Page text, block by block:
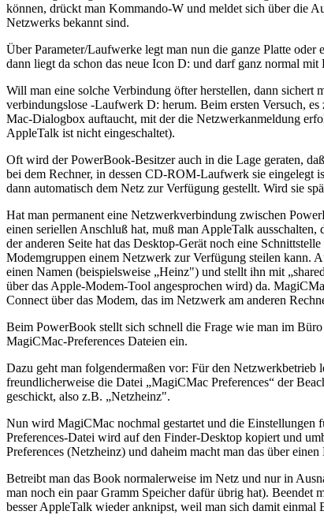
können, drückt man Kommando-W und meldet sich über die
Netzwerks bekannt sind.
Über Parameter/Laufwerke legt man nun die ganze Platte
dann liegt da schon das neue Icon D: und darf ganz normal
Will man eine solche Verbindung öfter herstellen, dann sichert
verbindungslose -Laufwerk D: herum. Beim ersten Versuch,
Mac-Dialogbox auftaucht, mit der die Netzwerkanmeldung
AppleTalk ist nicht eingeschaltet).
Oft wird der PowerBook-Besitzer auch in die Lage geraten,
bei dem Rechner, in dessen CD-ROM-Laufwerk sie eingelegt
dann automatisch dem Netz zur Verfügung gestellt. Wird sie
Hat man permanent eine Netzwerkverbindung zwischen
einen seriellen Anschluß hat, muß man AppleTalk
der anderen Seite hat das Desktop-Gerät noch eine
Modemgruppen einem Netzwerk zur Verfügung steilen kann.
einen Namen (beispielsweise „Heinz") und stellt ihn mit
über das Apple-Modem-Tool angesprochen wird) da.
Connect über das Modem, das im Netzwerk am anderen
Beim PowerBook stellt sich schnell die Frage wie man im
MagiCMac-Preferences Dateien ein.
Dazu geht man folgendermaßen vor: Für den
freundlicherweise die Datei „MagiCMac Preferences“ der
geschickt, also z.B. „Netzheinz".
Nun wird MagiCMac nochmal gestartet und die Einstellungen
Preferences-Datei wird auf den Finder-Desktop kopiert und
Preferences (Netzheinz) und daheim macht man das über
Betreibt man das Book normalerweise im Netz und nur in
man noch ein paar Gramm Speicher dafür übrig hat). Beendet
besser AppleTalk wieder anknipst, weil man sich damit einmal